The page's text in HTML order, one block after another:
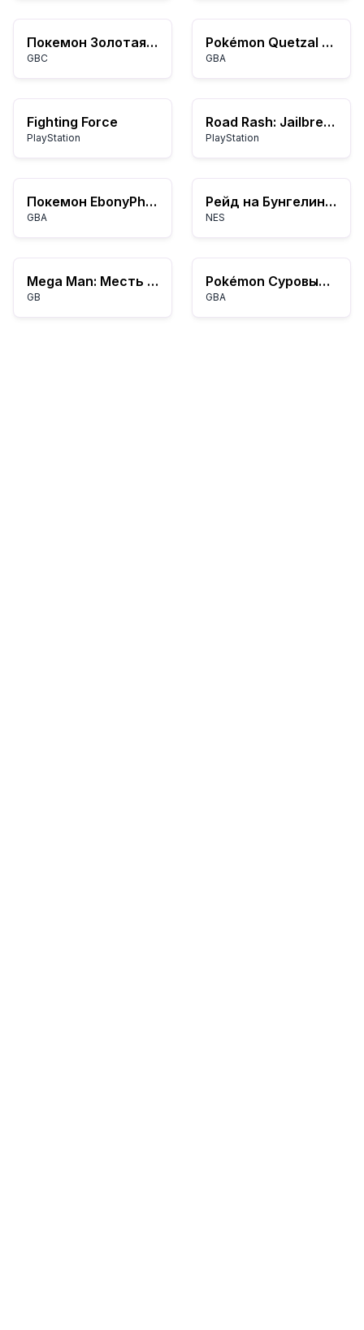
Покемон Золотая Версия
GBC
Pokémon Quetzal Alpha V0.8.2
GBA
Fighting Force
PlayStation
Road Rash: Jailbreak
PlayStation
Покемон EbonyPhantom 5.0EX+
GBA
Рейд на Бунгелинг Бэй
NES
Mega Man: Месть Доктора Вайли
GB
Pokémon Суровый Изумруд
GBA